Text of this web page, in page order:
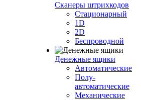
Сканеры штрихкодов
Стационарный
1D
2D
Беспроводной
Денежные ящики
Автоматические
Полу-
автоматические
Механические